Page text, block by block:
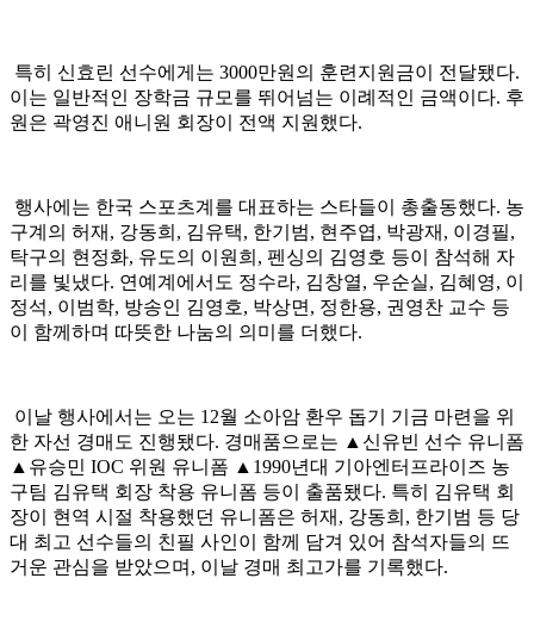
특히 신효린 선수에게는 3000만원의 훈련지원금이 전달됐다.
이는 일반적인 장학금 규모를 뛰어넘는 이례적인 금액이다. 후
원은 곽영진 애니원 회장이 전액 지원했다.
행사에는 한국 스포츠계를 대표하는 스타들이 총출동했다. 농
구계의 허재, 강동희, 김유택, 한기범, 현주엽, 박광재, 이경필,
탁구의 현정화, 유도의 이원희, 펜싱의 김영호 등이 참석해 자
리를 빛냈다. 연예계에서도 정수라, 김창열, 우순실, 김혜영, 이
정석, 이범학, 방송인 김영호, 박상면, 정한용, 권영찬 교수 등
이 함께하며 따뜻한 나눔의 의미를 더했다.
이날 행사에서는 오는 12월 소아암 환우 돕기 기금 마련을 위
한 자선 경매도 진행됐다. 경매품으로는 ▲신유빈 선수 유니폼
▲유승민 IOC 위원 유니폼 ▲1990년대 기아엔터프라이즈 농
구팀 김유택 회장 착용 유니폼 등이 출품됐다. 특히 김유택 회
장이 현역 시절 착용했던 유니폼은 허재, 강동희, 한기범 등 당
대 최고 선수들의 친필 사인이 함께 담겨 있어 참석자들의 뜨
거운 관심을 받았으며, 이날 경매 최고가를 기록했다.